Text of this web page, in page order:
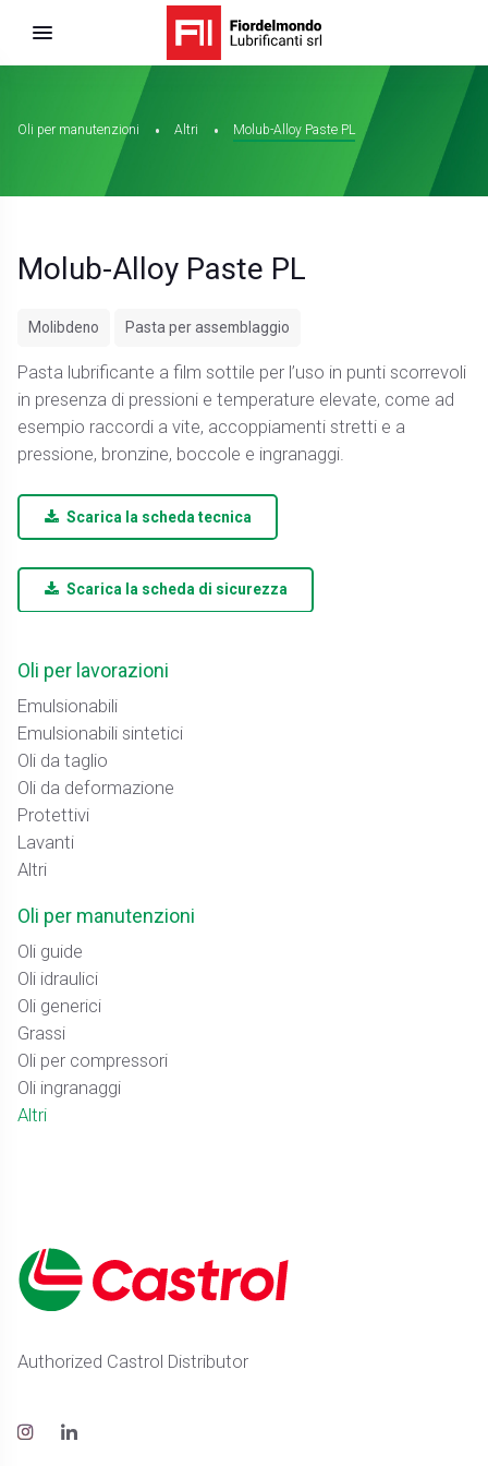
Oli per manutenzioni Altri Molub-Alloy Paste PL
Oli per lavorazioni
Emulsionabili
Emulsionabili sintetici
Oli da taglio
Oli da deformazione
Protettivi
Lavanti
Altri
Oli per manutenzioni
Oli guide
Oli idraulici
Oli generici
Grassi
Oli per compressori
Oli ingranaggi
Altri
Molub-Alloy Paste PL
Molibdeno Pasta per assemblaggio
Pasta lubrificante a film sottile per l’uso in punti scorrevoli
in presenza di pressioni e temperature elevate, come ad
esempio raccordi a vite, accoppiamenti stretti e a
pressione, bronzine, boccole e ingranaggi.
Scarica la scheda tecnica
Scarica la scheda di sicurezza
Authorized Castrol Distributor